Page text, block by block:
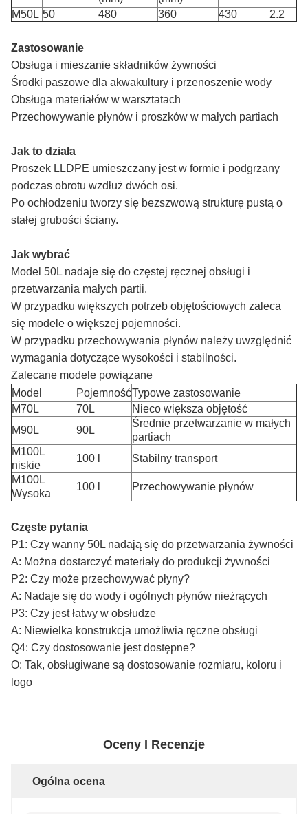
M50L 50 480 360 430 2.2
Zastosowanie
Obsługa i mieszanie składników żywności
Środki paszowe dla akwakultury i przenoszenie wody
Obsługa materiałów w warsztatach
Przechowywanie płynów i proszków w małych partiach
Jak to działa
Proszek LLDPE umieszczany jest w formie i podgrzany
podczas obrotu wzdłuż dwóch osi.
Po ochłodzeniu tworzy się bezszwową strukturę pustą o
stałej grubości ściany.
Jak wybrać
Model 50L nadaje się do częstej ręcznej obsługi i
przetwarzania małych partii.
W przypadku większych potrzeb objętościowych zaleca
się modele o większej pojemności.
W przypadku przechowywania płynów należy uwzględnić
wymagania dotyczące wysokości i stabilności.
Zalecane modele powiązane
Model
PojemnośćTypowe zastosowanie
M70L
70L
Nieco większa objętość
M90L
90L
Średnie przetwarzanie w małych
partiach
M100L
niskie
100 l
Stabilny transport
M100L
Wysoka
100 l Przechowywanie płynów
Częste pytania
P1: Czy wanny 50L nadają się do przetwarzania żywności
A: Można dostarczyć materiały do produkcji żywności
P2: Czy może przechowywać płyny?
A: Nadaje się do wody i ogólnych płynów nieżrących
P3: Czy jest łatwy w obsłudze
A: Niewielka konstrukcja umożliwia ręczne obsługi
Q4: Czy dostosowanie jest dostępne?
O: Tak, obsługiwane są dostosowanie rozmiaru, koloru i
logo
Oceny I Recenzje
Ogólna ocena